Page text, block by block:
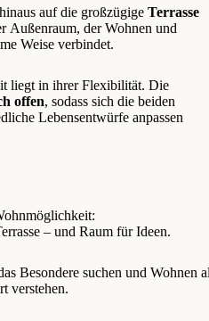
auf die großzügige Terrasse
Außenraum, der Wohnen und
Weise verbindet.
liegt in ihrer Flexibilität. Die
offen, sodass sich die beiden
Lebensentwürfe anpassen
– und Raum für Ideen.
Besondere suchen und Wohnen
verstehen.